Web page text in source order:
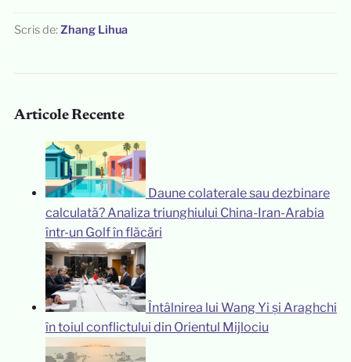
Scris de:Zhang Lihua
Articole Recente
Daune colaterale sau dezbinare
calculată? Analiza triunghiului China-Iran-Arabia
într-un Golf în flăcări
Întâlnirea lui Wang Yi și Araghchi
în toiul conflictului din Orientul Mijlociu